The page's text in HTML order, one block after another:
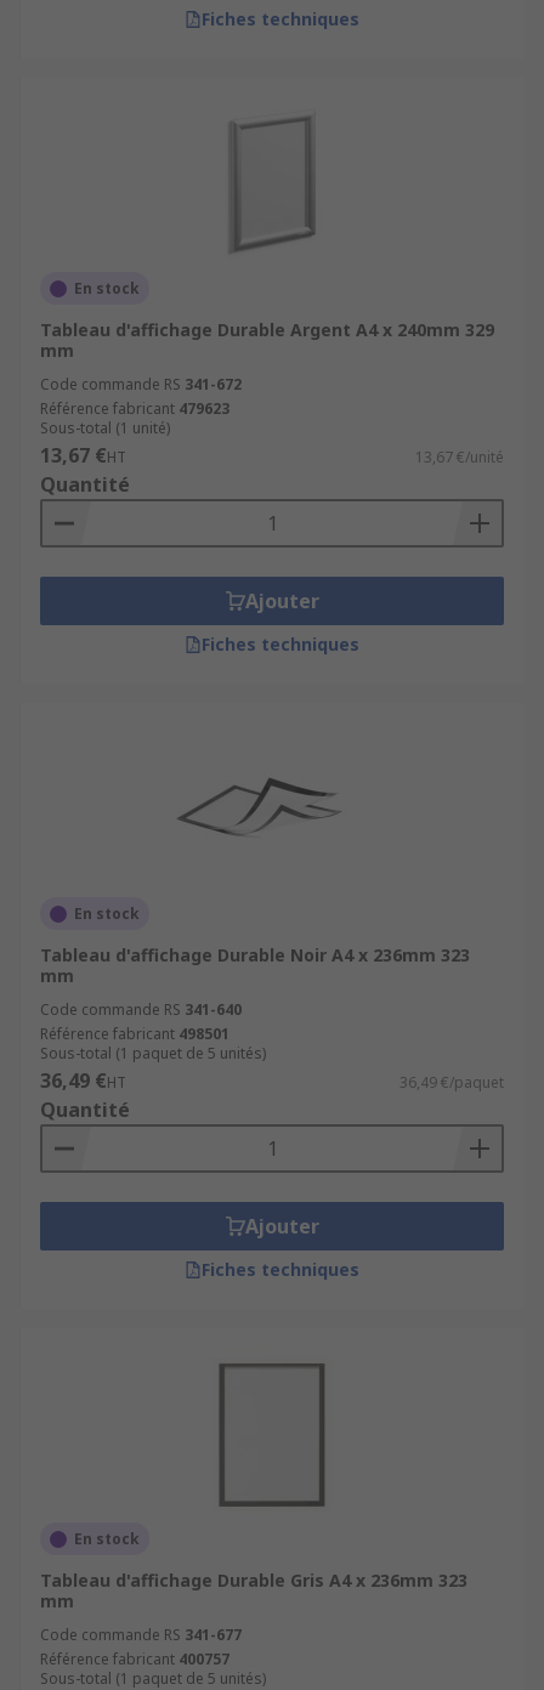
Fiches techniques
En stock
Tableau d'affichage Durable Argent A4 x 240mm 329
mm
Code commande RS 341-672
Référence fabricant 479623
Sous-total (1 unité)
13,67 €HT 13,67 €/unité
Quantité
Ajouter
Fiches techniques
En stock
Tableau d'affichage Durable Noir A4 x 236mm 323
mm
Code commande RS 341-640
Référence fabricant 498501
Sous-total (1 paquet de 5 unités)
36,49 €HT 36,49 €/paquet
Quantité
Ajouter
Fiches techniques
En stock
Tableau d'affichage Durable Gris A4 x 236mm 323
mm
Code commande RS 341-677
Référence fabricant 400757
Sous-total (1 paquet de 5 unités)